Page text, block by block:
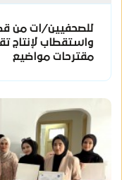
للصحفيين/ات من
واستقطاب لإنتاج
مقترحات مواضيع